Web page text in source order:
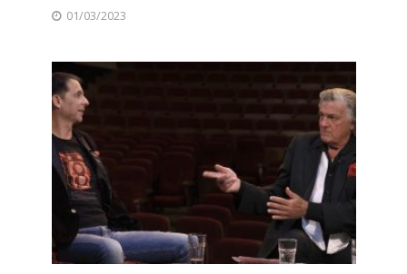
01/03/2023